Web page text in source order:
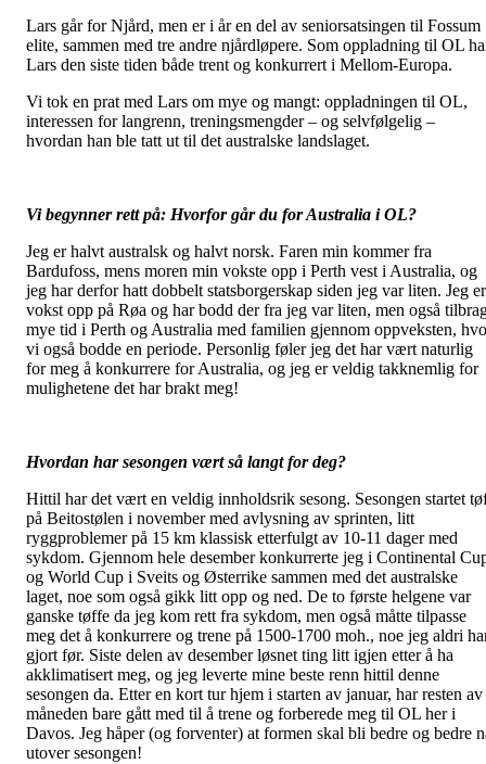
Lars går for Njård, men er i år en del av seniorsatsingen til Fossum
elite, sammen med tre andre njårdløpere. Som oppladning til OL
Lars den siste tiden både trent og konkurrert i Mellom-Europa.
Vi tok en prat med Lars om mye og mangt: oppladningen til OL,
interessen for langrenn, treningsmengder – og selvfølgelig –
hvordan han ble tatt ut til det australske landslaget.
Vi begynner rett på: Hvorfor går du for Australia i OL?
Jeg er halvt australsk og halvt norsk. Faren min kommer fra
Bardufoss, mens moren min vokste opp i Perth vest i Australia, og
jeg har derfor hatt dobbelt statsborgerskap siden jeg var liten. Jeg er
vokst opp på Røa og har bodd der fra jeg var liten, men også
mye tid i Perth og Australia med familien gjennom oppveksten,
vi også bodde en periode. Personlig føler jeg det har vært naturlig
for meg å konkurrere for Australia, og jeg er veldig takknemlig for
mulighetene det har brakt meg!
Hvordan har sesongen vært så langt for deg?
Hittil har det vært en veldig innholdsrik sesong. Sesongen startet
på Beitostølen i november med avlysning av sprinten, litt
ryggproblemer på 15 km klassisk etterfulgt av 10-11 dager med
sykdom. Gjennom hele desember konkurrerte jeg i Continental
og World Cup i Sveits og Østerrike sammen med det australske
laget, noe som også gikk litt opp og ned. De to første helgene var
ganske tøffe da jeg kom rett fra sykdom, men også måtte tilpasse
meg det å konkurrere og trene på 1500-1700 moh., noe jeg aldri
gjort før. Siste delen av desember løsnet ting litt igjen etter å ha
akklimatisert meg, og jeg leverte mine beste renn hittil denne
sesongen da. Etter en kort tur hjem i starten av januar, har resten av
måneden bare gått med til å trene og forberede meg til OL her i
Davos. Jeg håper (og forventer) at formen skal bli bedre og bedre
utover sesongen!